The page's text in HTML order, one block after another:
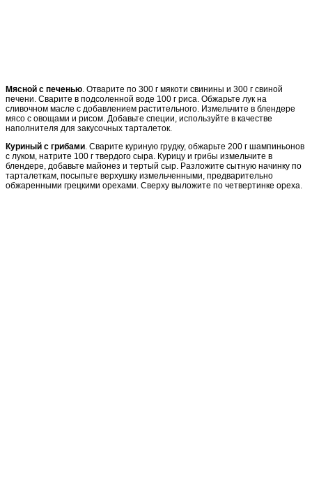
Мясной с печенью. Отварите по 300 г мякоти свинины и 300 г свиной
печени. Сварите в подсоленной воде 100 г риса. Обжарьте лук на
сливочном масле с добавлением растительного. Измельчите в блендере
мясо с овощами и рисом. Добавьте специи, используйте в качестве
наполнителя для закусочных тарталеток.
Куриный с грибами. Сварите куриную грудку, обжарьте 200 г шампиньонов
с луком, натрите 100 г твердого сыра. Курицу и грибы измельчите в
блендере, добавьте майонез и тертый сыр. Разложите сытную начинку по
тарталеткам, посыпьте верхушку измельченными, предварительно
обжаренными грецкими орехами. Сверху выложите по четвертинке ореха.